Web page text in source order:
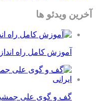
آخرین ویدئو ها
آموزش کامل راه
گف و گوی علی